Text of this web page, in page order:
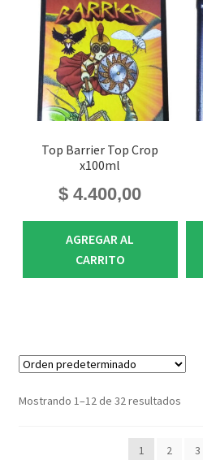
Top Barrier Top Crop
x100ml
$ 4.400,00
AGREGAR AL
CARRITO
Mostrando 1–12 de 32 resultados
1 2 3